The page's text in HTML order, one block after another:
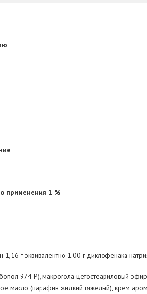
применения 1 %
1,16 г эквивалентно 1.00 г диклофенака
974 Р), макрогола цетостеариловый
масло (парафин жидкий тяжелый), крем